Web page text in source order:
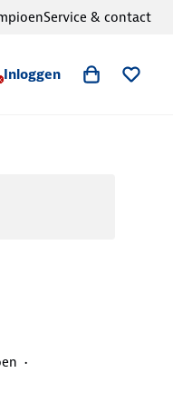
Inloggen
Service & contact